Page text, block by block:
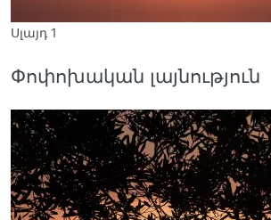
Սլայդ 1
Փոփոխական լայնություն